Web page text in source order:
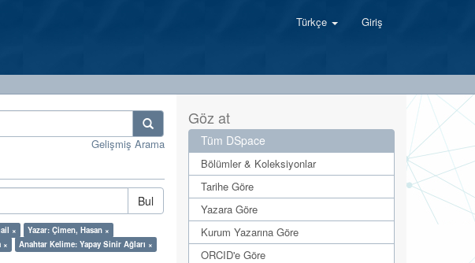
Türkçe Giriş
Gelişmiş Arama
Bul
×
Yazar: Çimen, Hasan ×
×
Anahtar Kelime: Yapay Sinir Ağları ×
Göz at
Tüm DSpace
Bölümler & Koleksiyonlar
Tarihe Göre
Yazara Göre
Kurum Yazarına Göre
ORCID'e Göre